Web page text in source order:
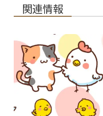
関連情報